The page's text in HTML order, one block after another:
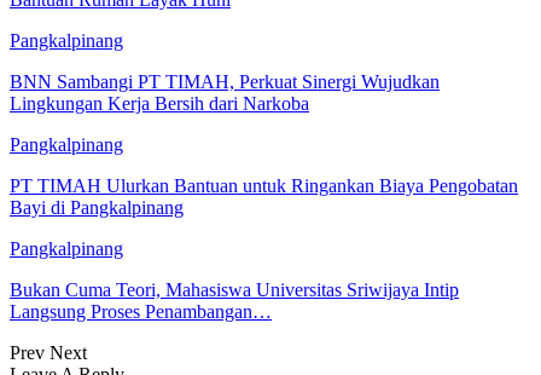
Pangkalpinang
BNN Sambangi PT TIMAH, Perkuat Sinergi Wujudkan
Lingkungan Kerja Bersih dari Narkoba
Pangkalpinang
PT TIMAH Ulurkan Bantuan untuk Ringankan Biaya Pengobatan
Bayi di Pangkalpinang
Pangkalpinang
Bukan Cuma Teori, Mahasiswa Universitas Sriwijaya Intip
Langsung Proses Penambangan…
Prev Next